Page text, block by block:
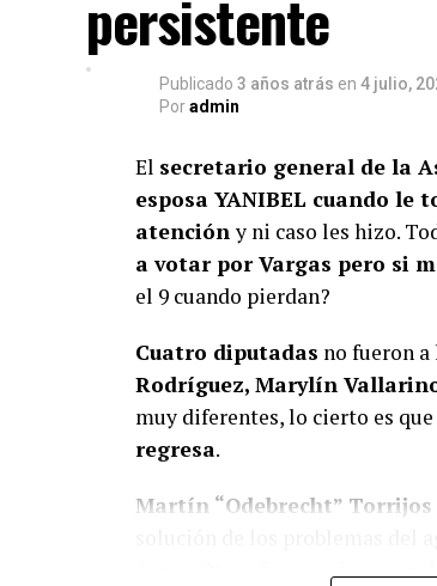
persistente
Publicado 3 años atrás en 4 julio,
Poradmin
El secretario general de la
esposa YANIBEL cuando le
atencióny ni caso les hizo.
a votar por Vargas pero si
el 9 cuando pierdan?
Cuatro diputadas no fueron
Rodríguez, Marylín
muy diferentes, lo cierto es
regresa.
Martín “Odebrecht” Torrijos
Otra oficina más para